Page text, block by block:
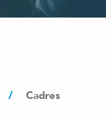
/
Cadres